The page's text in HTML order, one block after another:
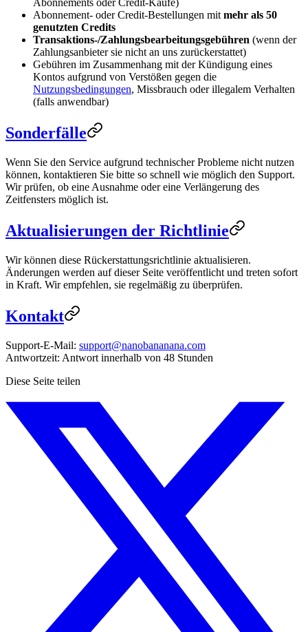
Abonnements oder Credit-Käufe)
Abonnement- oder Credit-Bestellungen mit mehr als 50
genutzten Credits
Transaktions-/Zahlungsbearbeitungsgebühren (wenn der
Zahlungsanbieter sie nicht an uns zurückerstattet)
Gebühren im Zusammenhang mit der Kündigung eines
Kontos aufgrund von Verstößen gegen die
Nutzungsbedingungen, Missbrauch oder illegalem Verhalten
(falls anwendbar)
Sonderfälle
Wenn Sie den Service aufgrund technischer Probleme nicht nutzen
können, kontaktieren Sie bitte so schnell wie möglich den Support.
Wir prüfen, ob eine Ausnahme oder eine Verlängerung des
Zeitfensters möglich ist.
Aktualisierungen der Richtlinie
Wir können diese Rückerstattungsrichtlinie aktualisieren.
Änderungen werden auf dieser Seite veröffentlicht und treten sofort
in Kraft. Wir empfehlen, sie regelmäßig zu überprüfen.
Kontakt
Support-E-Mail: support@nanobananana.com
Antwortzeit: Antwort innerhalb von 48 Stunden
Diese Seite teilen